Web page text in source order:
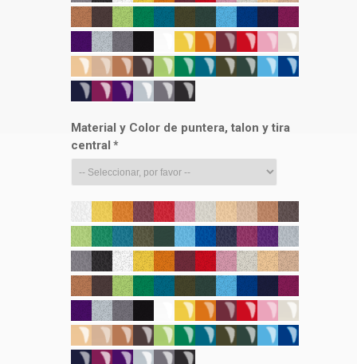
Material y Color de puntera, talon y tira
central *